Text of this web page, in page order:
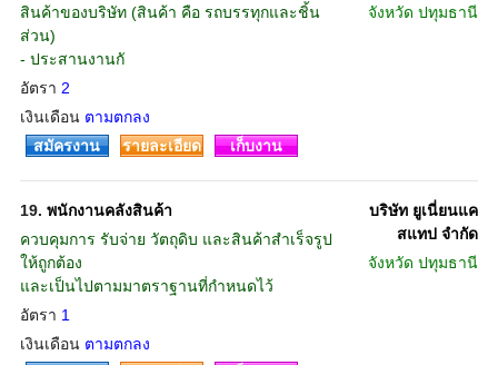
สินค้าของบริษัท (สินค้า คือ รถบรรทุกและชิ้น
ส่วน)
- ประสานงานกั
อัตรา 2
เงินเดือน ตามตกลง
จังหวัด ปทุมธานี
สมัครงาน รายละเอียด เก็บงาน
19. พนักงานคลังสินค้า
ควบคุมการ รับจ่าย วัตถุดิบ และสินค้าสำเร็จรูป
ให้ถูกต้อง
และเป็นไปตามมาตราฐานที่กำหนดไว้
อัตรา 1
เงินเดือน ตามตกลง
บริษัท ยูเนี่ยนแค
สแทป จำกัด
จังหวัด ปทุมธานี